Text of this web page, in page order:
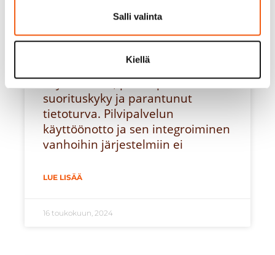
Salli valinta
Kiellä
Pilvipalveluiden käyttöönotolla on
monia etuja yrityksille, kuten
kustannussäästöt, joustavuus,
skaalautuvuus, nopeampi
käyttöönotto, parempi
suorituskyky ja parantunut
tietoturva. Pilvipalvelun
käyttöönotto ja sen integroiminen
vanhoihin järjestelmiin ei
LUE LISÄÄ
16 toukokuun, 2024